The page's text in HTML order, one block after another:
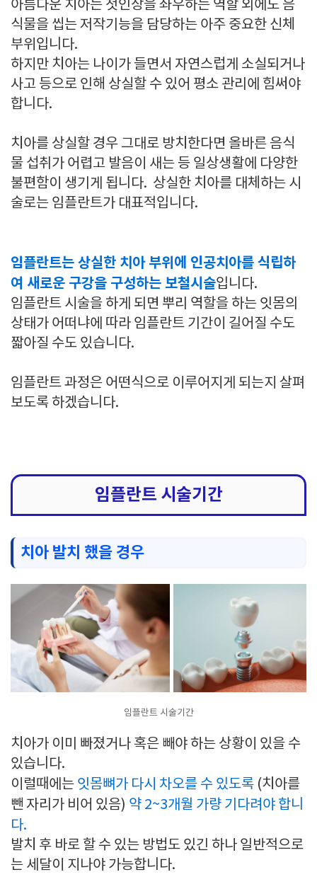
아름다운 치아는 첫인상을 좌우하는 역할 외에도 음
식물을 씹는 저작기능을 담당하는 아주 중요한 신체
부위입니다.
하지만 치아는 나이가 들면서 자연스럽게 소실되거나
사고 등으로 인해 상실할 수 있어 평소 관리에 힘써야
합니다.
치아를 상실할 경우 그대로 방치한다면 올바른 음식
물 섭취가 어렵고 발음이 새는 등 일상생활에 다양한
불편함이 생기게 됩니다. 상실한 치아를 대체하는 시
술로는 임플란트가 대표적입니다.
임플란트는 상실한 치아 부위에 인공치아를 식립하
여 새로운 구강을 구성하는 보철시술입니다.
임플란트 시술을 하게 되면 뿌리 역할을 하는 잇몸의
상태가 어떠냐에 따라 임플란트 기간이 길어질 수도
짧아질 수도 있습니다.
임플란트 과정은 어떤식으로 이루어지게 되는지 살펴
보도록 하겠습니다.
임플란트 시술기간
치아 발치 했을 경우
임플란트 시술기간
치아가 이미 빠졌거나 혹은 빼야 하는 상황이 있을 수
있습니다.
이럴때에는 잇몸뼈가 다시 차오를 수 있도록 (치아를
뺀 자리가 비어 있음) 약 2~3개월 가량 기다려야 합니
다.
발치 후 바로 할 수 있는 방법도 있긴 하나 일반적으로
는 세달이 지나야 가능합니다.